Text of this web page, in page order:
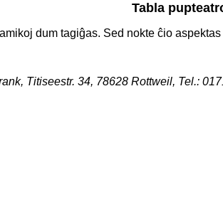
Tabla
dum tagiĝas. Sed nokte ĉio
Titiseestr. 34, 78628 Rottweil, Tel.: